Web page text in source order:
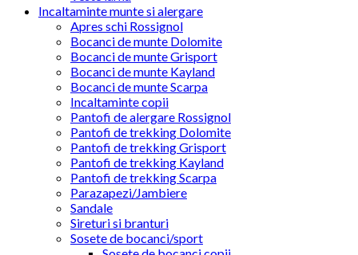
Incaltaminte munte si alergare
Apres schi Rossignol
Bocanci de munte Dolomite
Bocanci de munte Grisport
Bocanci de munte Kayland
Bocanci de munte Scarpa
Incaltaminte copii
Pantofi de alergare Rossignol
Pantofi de trekking Dolomite
Pantofi de trekking Grisport
Pantofi de trekking Kayland
Pantofi de trekking Scarpa
Parazapezi/Jambiere
Sandale
Sireturi si branturi
Sosete de bocanci/sport